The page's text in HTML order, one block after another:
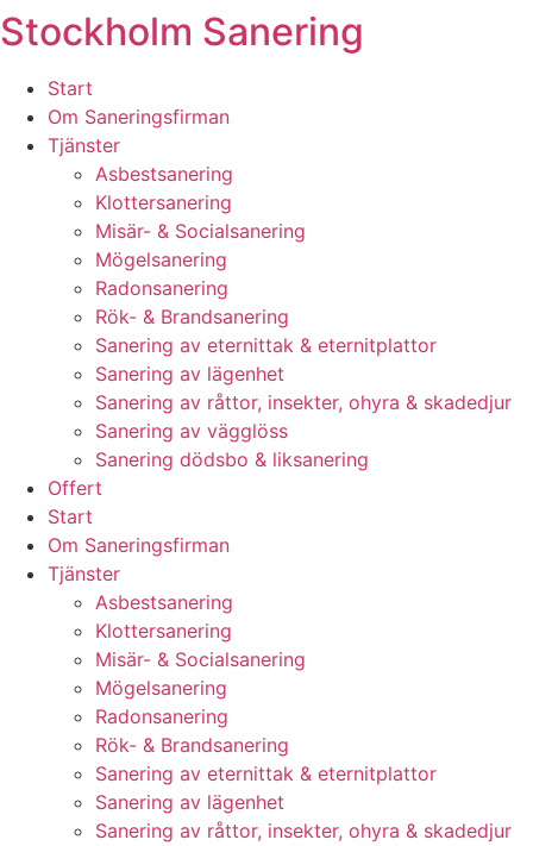
Skip
to
content
Stockholm Sanering
Start
Om Saneringsfirman
Tjänster
Asbestsanering
Klottersanering
Misär- & Socialsanering
Mögelsanering
Radonsanering
Rök- & Brandsanering
Sanering av eternittak & eternitplattor
Sanering av lägenhet
Sanering av råttor, insekter, ohyra & skadedjur
Sanering av vägglöss
Sanering dödsbo & liksanering
Offert
Start
Om Saneringsfirman
Tjänster
Asbestsanering
Klottersanering
Misär- & Socialsanering
Mögelsanering
Radonsanering
Rök- & Brandsanering
Sanering av eternittak & eternitplattor
Sanering av lägenhet
Sanering av råttor, insekter, ohyra & skadedjur